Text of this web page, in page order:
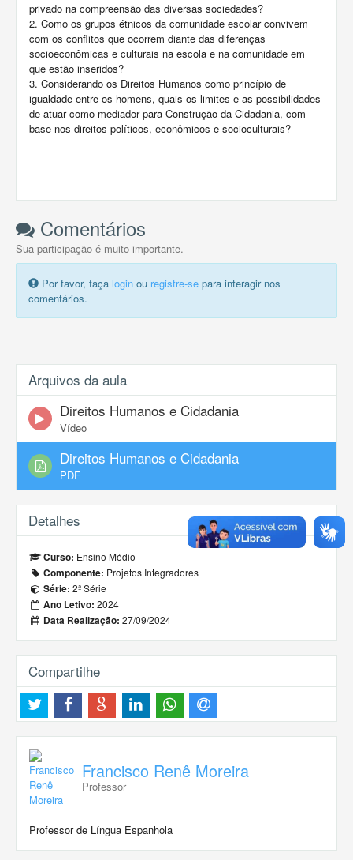
privado na compreensão das diversas sociedades?
2. Como os grupos étnicos da comunidade escolar convivem
com os conflitos que ocorrem diante das diferenças
socioeconômicas e culturais na escola e na comunidade em
que estão inseridos?
3. Considerando os Direitos Humanos como princípio de
igualdade entre os homens, quais os limites e as possibilidades
de atuar como mediador para Construção da Cidadania, com
base nos direitos políticos, econômicos e socioculturais?
Comentários
Sua participação é muito importante.
Por favor, faça login ou registre-se para interagir nos
comentários.
Arquivos da aula
Direitos Humanos e Cidadania
Vídeo
Direitos Humanos e Cidadania
PDF
Detalhes
Curso: Ensino Médio
Componente: Projetos Integradores
Série: 2ª Série
Ano Letivo: 2024
Data Realização: 27/09/2024
Compartilhe
Francisco Renê Moreira
Professor
Professor de Língua Espanhola